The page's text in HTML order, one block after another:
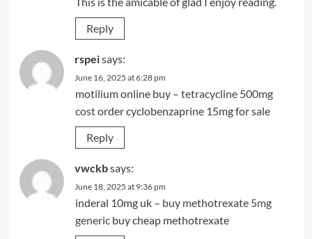
Reply
rspeisays:
June 16, 2025 at 6:28 pm
motilium online buy – tetracycline 500mg
costorder cyclobenzaprine 15mg for sale
Reply
vwckbsays:
June 18, 2025 at 9:36 pm
inderal 10mg uk – buy methotrexate 5mg
genericbuy cheap methotrexate